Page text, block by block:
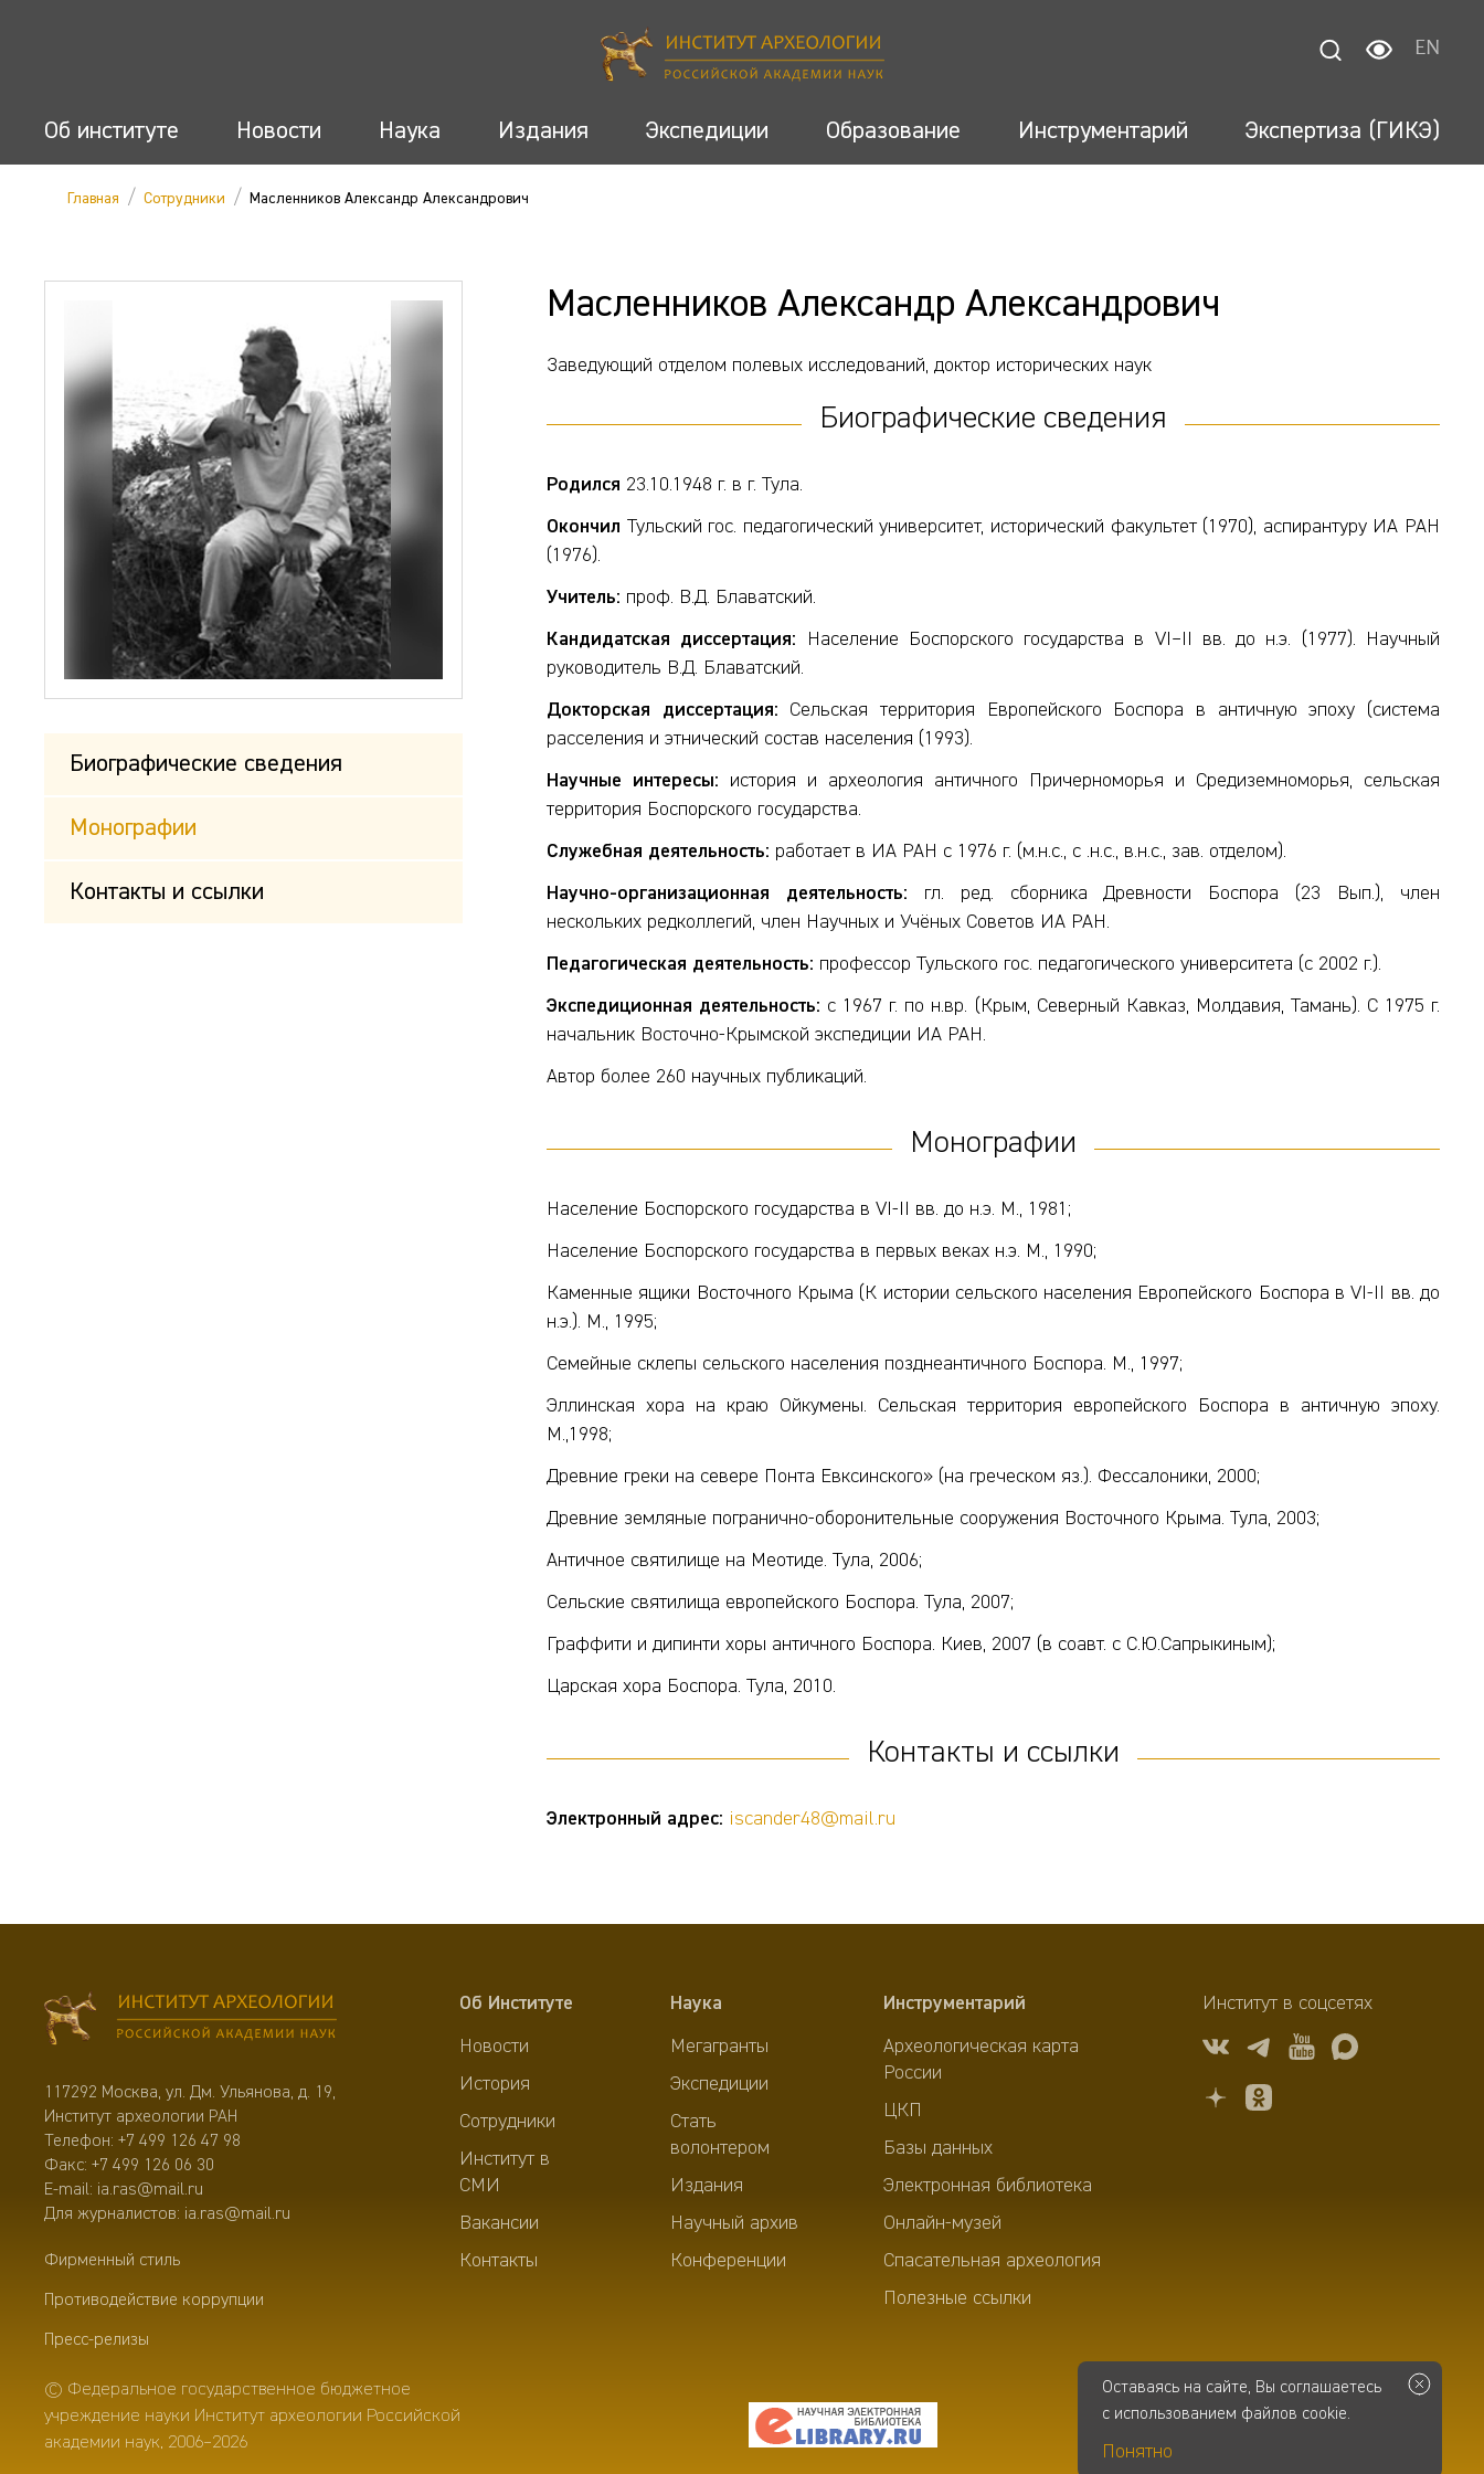
EN
Об институте Новости Наука Издания Экспедиции Образование Инструментарий Экспертиза (ГИКЭ)
Главная / Сотрудники / Масленников Александр Александрович
Биографические сведения
Монографии
Контакты и ссылки
Масленников Александр Александрович
Заведующий отделом полевых исследований, доктор исторических наук
Биографические сведения
Родился 23.10.1948 г. в г. Тула.
Окончил Тульский гос. педагогический университет, исторический факультет (1970), аспирантуру ИА РАН
(1976).
Учитель: проф. В.Д. Блаватский.
Кандидатская диссертация: Население Боспорского государства в VI–II вв. до н.э. (1977). Научный
руководитель В.Д. Блаватский.
Докторская диссертация: Сельская территория Европейского Боспора в античную эпоху (система
расселения и этнический состав населения (1993).
Научные интересы: история и археология античного Причерноморья и Средиземноморья, сельская
территория Боспорского государства.
Служебная деятельность: работает в ИА РАН с 1976 г. (м.н.с., с .н.с., в.н.с., зав. отделом).
Научно-организационная деятельность: гл. ред. сборника Древности Боспора (23 Вып.), член
нескольких редколлегий, член Научных и Учёных Советов ИА РАН.
Педагогическая деятельность: профессор Тульского гос. педагогического университета (с 2002 г.).
Экспедиционная деятельность: с 1967 г. по н.вр. (Крым, Северный Кавказ, Молдавия, Тамань). С 1975 г.
начальник Восточно-Крымской экспедиции ИА РАН.
Автор более 260 научных публикаций.
Монографии
Население Боспорского государства в VI-II вв. до н.э. М., 1981;
Население Боспорского государства в первых веках н.э. М., 1990;
Каменные ящики Восточного Крыма (К истории сельского населения Европейского Боспора в VI-II вв. до
н.э.). М., 1995;
Семейные склепы сельского населения позднеантичного Боспора. М., 1997;
Эллинская хора на краю Ойкумены. Сельская территория европейского Боспора в античную эпоху.
М.,1998;
Древние греки на севере Понта Евксинского» (на греческом яз.). Фессалоники, 2000;
Древние земляные погранично-оборонительные сооружения Восточного Крыма. Тула, 2003;
Античное святилище на Меотиде. Тула, 2006;
Сельские святилища европейского Боспора. Тула, 2007;
Граффити и дипинти хоры античного Боспора. Киев, 2007 (в соавт. с С.Ю.Сапрыкиным);
Царская хора Боспора. Тула, 2010.
Контакты и ссылки
Электронный адрес: iscander48@mail.ru
117292 Москва, ул. Дм. Ульянова, д. 19,
Институт археологии РАН
Телефон: +7 499 126 47 98
Факс: +7 499 126 06 30
E-mail: ia.ras@mail.ru
Для журналистов: ia.ras@mail.ru
Фирменный стиль
Противодействие коррупции
Пресс-релизы
Об Институте
Новости
История
Сотрудники
Институт в
СМИ
Вакансии
Контакты
Наука
Мегагранты
Экспедиции
Стать
волонтером
Издания
Научный архив
Конференции
Инструментарий
Археологическая карта
России
ЦКП
Базы данных
Электронная библиотека
Онлайн-музей
Спасательная археология
Полезные ссылки
Институт в соцсетях
© Федеральное государственное бюджетное
учреждение науки Институт археологии Российской
академии наук, 2006–2026
Оставаясь на сайте, Вы соглашаетесь
с использованием файлов cookie.
Понятно